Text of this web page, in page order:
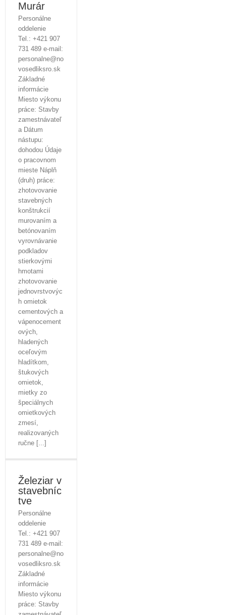
Murár
Personálne
oddelenie
Tel.: +421 907
731 489 e-mail:
personalne@no
vosedliksro.sk
Základné
informácie
Miesto výkonu
práce: Stavby
zamestnávateľ
a Dátum
nástupu:
dohodou Údaje
o pracovnom
mieste Náplň
(druh) práce:
zhotovovanie
stavebných
konštrukcií
murovaním a
betónovaním
vyrovnávanie
podkladov
stierkovými
hmotami
zhotovovanie
jednovrstvovýc
h omietok
cementových a
vápenocement
ových,
hladených
oceľovým
hladítkom,
štukových
omietok,
mietky zo
špeciálnych
omietkových
zmesí,
realizovaných
ručne [...]
Železiar v
stavebníc
tve
Personálne
oddelenie
Tel.: +421 907
731 489 e-mail:
personalne@no
vosedliksro.sk
Základné
informácie
Miesto výkonu
práce: Stavby